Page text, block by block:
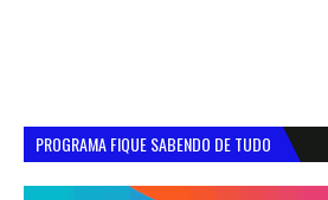
PROGRAMA FIQUE SABENDO DE TUDO